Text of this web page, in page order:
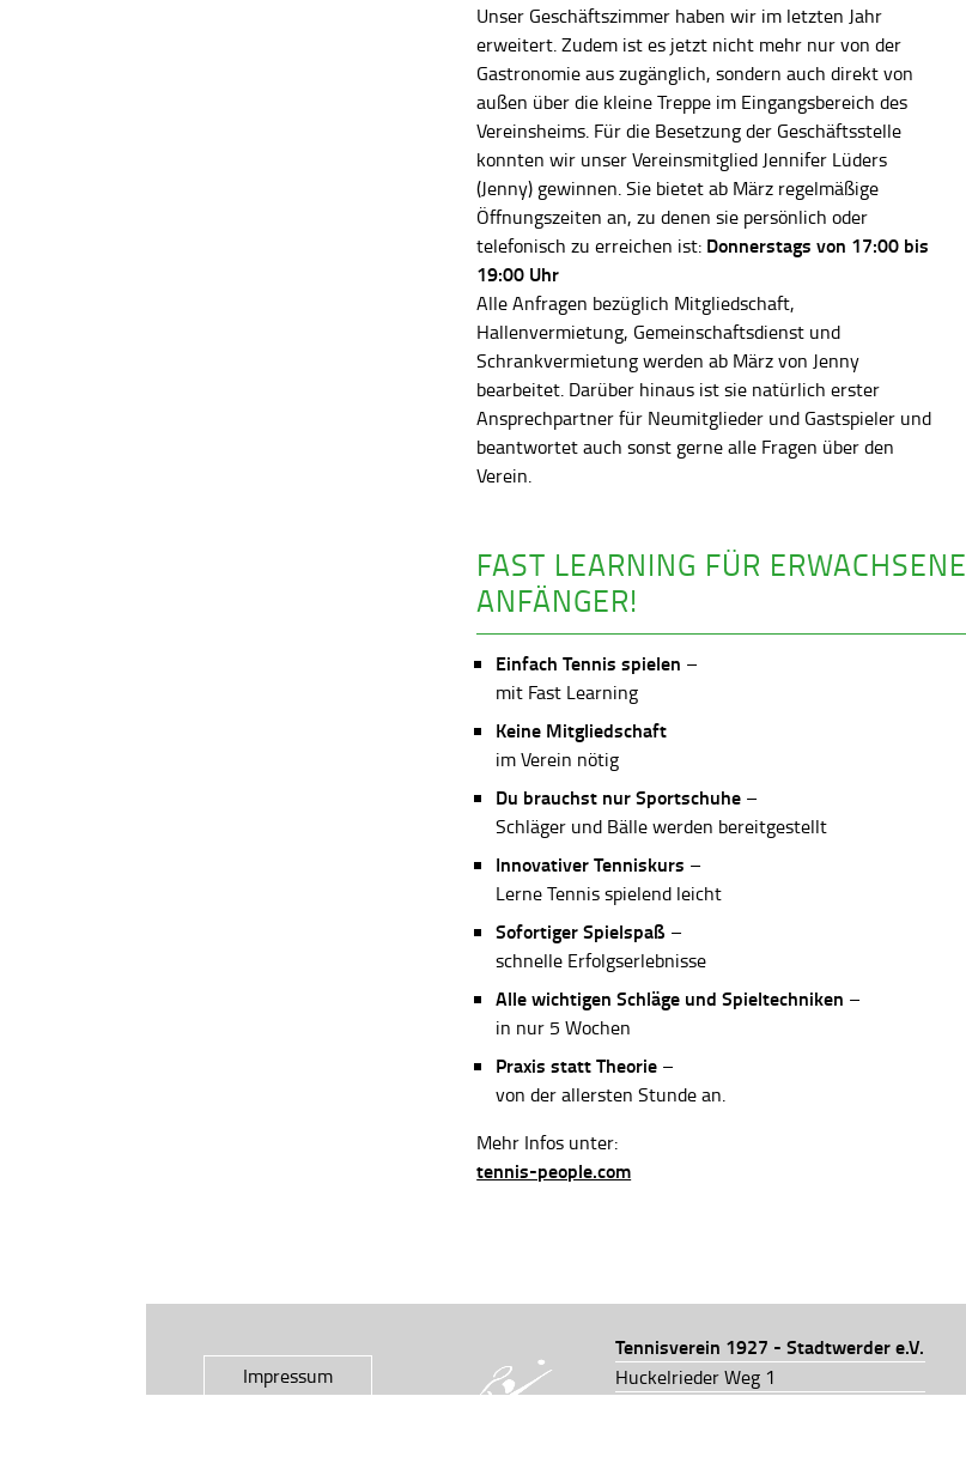
Unser Geschäftszimmer haben wir im letzten Jahr
erweitert. Zudem ist es jetzt nicht mehr nur von der
Gastronomie aus zugänglich, sondern auch direkt von
außen über die kleine Treppe im Eingangsbereich des
Vereinsheims. Für die Besetzung der Geschäftsstelle
konnten wir unser Vereinsmitglied Jennifer Lüders
(Jenny) gewinnen. Sie bietet ab März regelmäßige
Öffnungszeiten an, zu denen sie persönlich oder
telefonisch zu erreichen ist: Donnerstags von 17:00 bis
19:00 Uhr
Alle Anfragen bezüglich Mitgliedschaft,
Hallenvermietung, Gemeinschaftsdienst und
Schrankvermietung werden ab März von Jenny
bearbeitet. Darüber hinaus ist sie natürlich erster
Ansprechpartner für Neumitglieder und Gastspieler und
beantwortet auch sonst gerne alle Fragen über den
Verein.
FAST LEARNING FÜR ERWACHSENE
ANFÄNGER!
Einfach Tennis spielen –
mit Fast Learning
Keine Mitgliedschaft
im Verein nötig
Du brauchst nur Sportschuhe –
Schläger und Bälle werden bereitgestellt
Innovativer Tenniskurs –
Lerne Tennis spielend leicht
Sofortiger Spielspaß –
schnelle Erfolgserlebnisse
Alle wichtigen Schläge und Spieltechniken –
in nur 5 Wochen
Praxis statt Theorie –
von der allersten Stunde an.
Mehr Infos unter:
tennis-people.com
Impressum
Tennisverein 1927 - Stadtwerder e.V.
Huckelrieder Weg 1